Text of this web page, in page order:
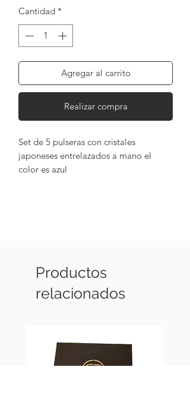
Cantidad *
Agregar al carrito
Realizar compra
Set de 5 pulseras con cristales
japoneses entrelazados a mano el
color es azul
Productos
relacionados